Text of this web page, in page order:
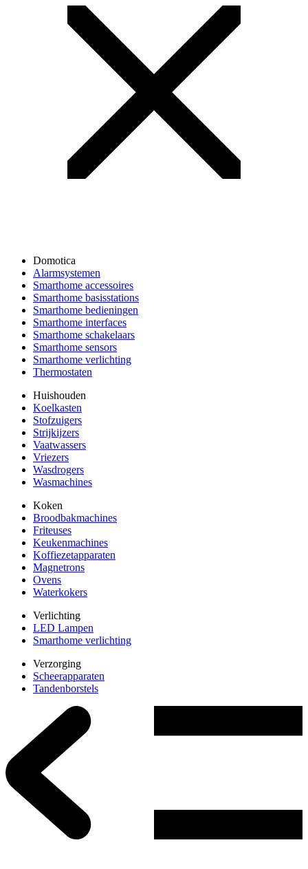
Domotica
Alarmsystemen
Smarthome accessoires
Smarthome basisstations
Smarthome bedieningen
Smarthome interfaces
Smarthome schakelaars
Smarthome sensors
Smarthome verlichting
Thermostaten
Huishouden
Koelkasten
Stofzuigers
Strijkijzers
Vaatwassers
Vriezers
Wasdrogers
Wasmachines
Koken
Broodbakmachines
Friteuses
Keukenmachines
Koffiezetapparaten
Magnetrons
Ovens
Waterkokers
Verlichting
LED Lampen
Smarthome verlichting
Verzorging
Scheerapparaten
Tandenborstels